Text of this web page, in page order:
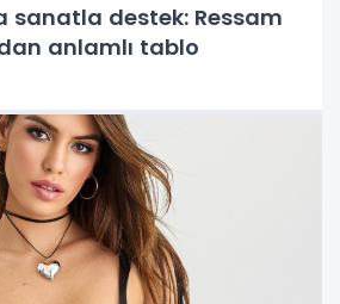
sanatla destek: Ressam
anlamlı tablo